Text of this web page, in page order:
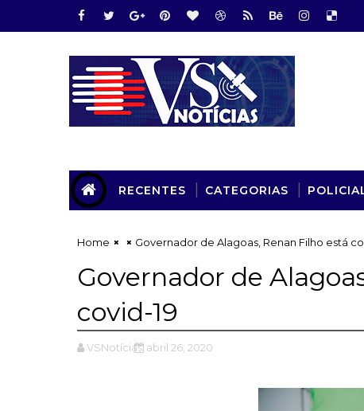
RECENTES CATEGORIAS
Home Governador de Alagoas, Renan Filho está
Governador de
covid-19
VSNotícias abril 26, 2020